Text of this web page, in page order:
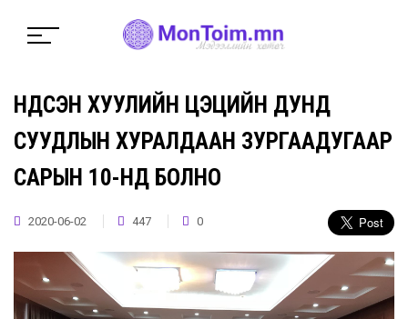
ҮНДСЭН ХУУЛИЙН ЦЭЦИЙН ДУНД
СУУДЛЫН ХУРАЛДААН ЗУРГААДУГААР
САРЫН 10-НД БОЛНО
2020-06-02 447 0